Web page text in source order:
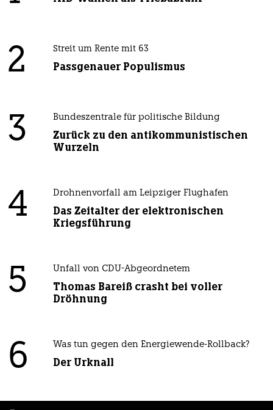
2 Streit um Rente mit 63
Passgenauer Populismus
3 Bundeszentrale für politische Bildung
Zurück zu den antikommunistischen
Wurzeln
4 Drohnenvorfall am Leipziger Flughafen
Das Zeitalter der elektronischen
Kriegsführung
5 Unfall von CDU-Abgeordnetem
Thomas Bareiß crasht bei voller
Dröhnung
6 Was tun gegen den Energiewende-Rollback?
Der Urknall